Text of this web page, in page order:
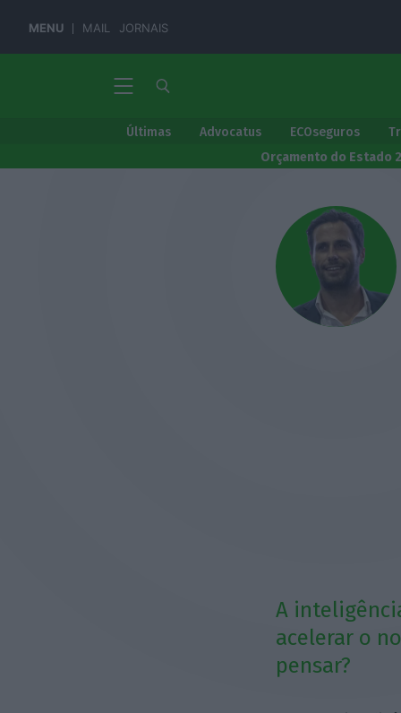
MENU MAIL JORNAIS
Últimas Advocatus ECOseguros
Orçamento do Estado
A
acelerar o
pensar?